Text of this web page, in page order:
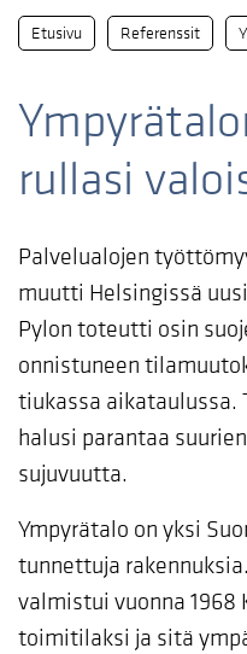
Etusivu Referenssit
rullasi
Palvelualojen
muutti Helsingissä
Pylon toteutti osin
onnistuneen
tiukassa aikataulussa.
halusi parantaa
sujuvuutta.
Ympyrätalo on yksi
tunnettuja
valmistui vuonna 1968
toimitilaksi ja sitä